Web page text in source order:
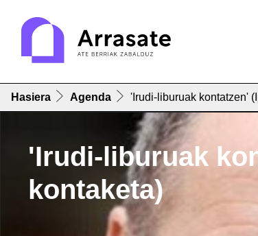
Hasiera Agenda 'Irudi-liburuak kontatzen'
'Irudi-liburuak
kontaketa)